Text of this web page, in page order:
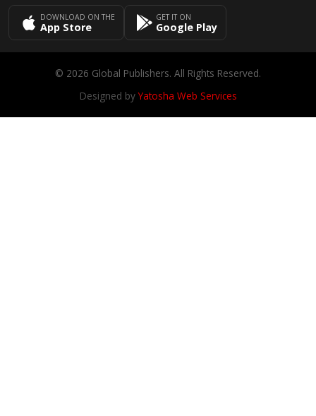
DOWNLOAD ON THE
App Store
GET IT ON
Google Play
© 2026 Global Publishers. All Rights Reserved.
Designed byYatosha Web Services